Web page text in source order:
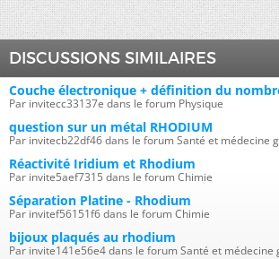
DISCUSSIONS SIMILAIRES
Couche électronique + définition du
Par invitecc33137e dans le forum Physique
question sur un métal RHODIUM
Par invitecb22df46 dans le forum Santé et médecine
Réactivité Iridium et Rhodium
Par invite5aef7315 dans le forum Chimie
Séparation Platine - Rhodium
Par invitef56151f6 dans le forum Chimie
bijoux plaqués au rhodium
Par invite141e56e4 dans le forum Santé et médecine